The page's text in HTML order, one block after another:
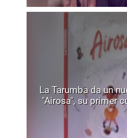
La Tarumba da un
"Airosa", su primer